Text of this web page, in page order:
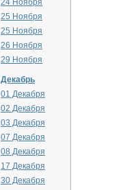
24 Ноября
25 Ноября
25 Ноября
26 Ноября
29 Ноября
Декабрь
01 Декабря
02 Декабря
03 Декабря
07 Декабря
08 Декабря
17 Декабря
30 Декабря